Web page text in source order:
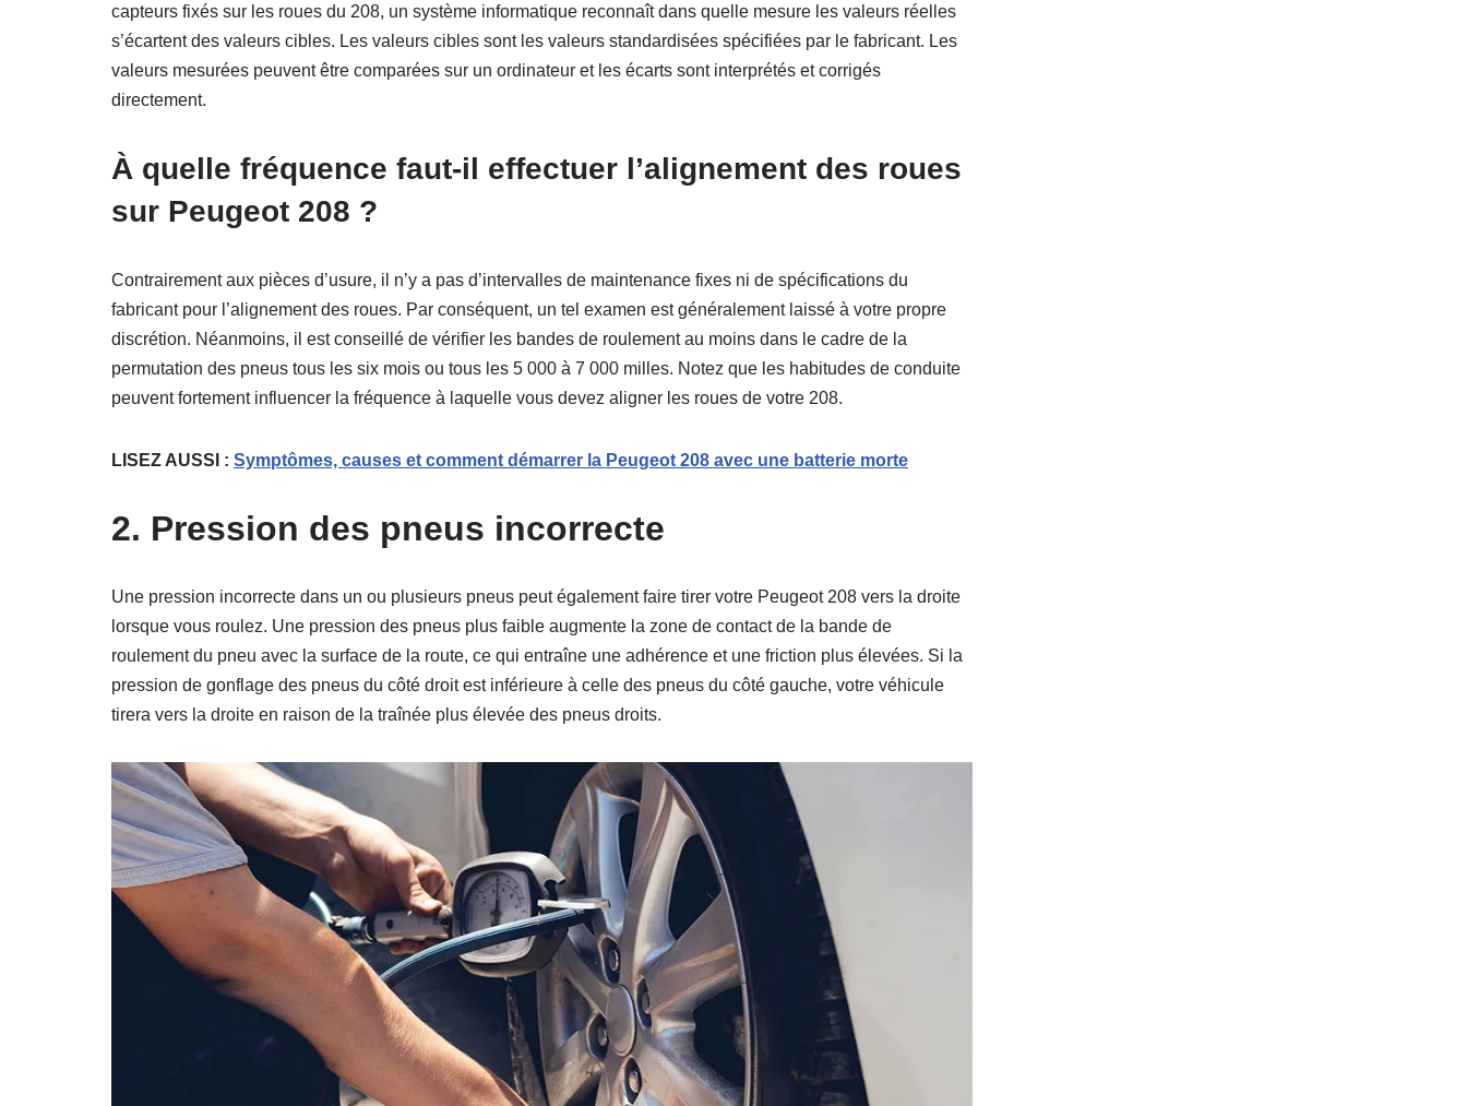
capteurs fixés sur les roues du 208, un système informatique reconnaît dans quelle mesure les valeurs réelles
s’écartent des valeurs cibles. Les valeurs cibles sont les valeurs standardisées spécifiées par le fabricant. Les
valeurs mesurées peuvent être comparées sur un ordinateur et les écarts sont interprétés et corrigés
directement.
À quelle fréquence faut-il effectuer l’alignement des roues
sur Peugeot 208 ?
Contrairement aux pièces d’usure, il n’y a pas d’intervalles de maintenance fixes ni de spécifications du
fabricant pour l’alignement des roues. Par conséquent, un tel examen est généralement laissé à votre propre
discrétion. Néanmoins, il est conseillé de vérifier les bandes de roulement au moins dans le cadre de la
permutation des pneus tous les six mois ou tous les 5 000 à 7 000 milles. Notez que les habitudes de conduite
peuvent fortement influencer la fréquence à laquelle vous devez aligner les roues de votre 208.
LISEZ AUSSI : Symptômes, causes et comment démarrer la Peugeot 208 avec une batterie morte
2. Pression des pneus incorrecte
Une pression incorrecte dans un ou plusieurs pneus peut également faire tirer votre Peugeot 208 vers la droite
lorsque vous roulez. Une pression des pneus plus faible augmente la zone de contact de la bande de
roulement du pneu avec la surface de la route, ce qui entraîne une adhérence et une friction plus élevées. Si la
pression de gonflage des pneus du côté droit est inférieure à celle des pneus du côté gauche, votre véhicule
tirera vers la droite en raison de la traînée plus élevée des pneus droits.